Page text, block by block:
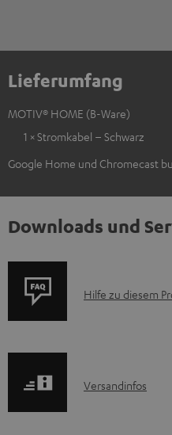
Lieferumfang
MOTIV® HOME (B-Ware)
1 × Stromkabel – Schwarz
Google Home und Chromecast
Downloads und
P
u
Hilfe zu diesem
I
Versandinfos